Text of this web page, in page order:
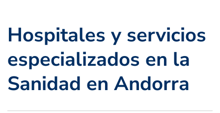
Hospitales y servicios
especializados en la
Sanidad en Andorra